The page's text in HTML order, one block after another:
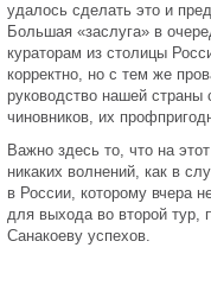
удалось сделать это и
Большая «заслуга» в
кураторам из столицы
корректно, но с тем же
руководство нашей страны
чиновников, их
Важно здесь то, что на
никаких волнений, как в
в России, которому вчера
для выхода во второй тур,
Санакоеву успехов.